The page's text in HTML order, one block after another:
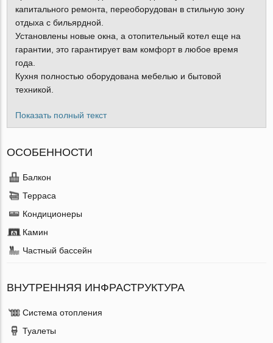
капитального ремонта, переоборудован в стильную зону
отдыха с бильярдной.
Установлены новые окна, а отопительный котел еще на
гарантии, это гарантирует вам комфорт в любое время
года.
Кухня полностью оборудованa мебелью и бытовой
техникой.
Показать полный текст
ОСОБЕННОСТИ
Балкон
Терраса
Кондиционеры
Камин
Частный бассейн
ВНУТРЕННЯЯ ИНФРАСТРУКТУРА
Система отопления
Туалеты